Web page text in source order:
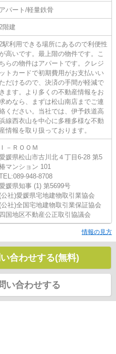
アパート/軽量鉄骨
階建
駅利用できる場所にあるので利便性
が高いです。最上階の物件です。こ
ちらの物件はアパートです。クレジ
ットカードで初期費用がお支払いい
ただけるので、決済の手間が軽減で
きます。より多くの不動産情報をお
めなら、まずは松山南店までご連
ください。当社では、伊予鉄道高
線西衣山を中心に多種多様な不動
産情報を取り扱っております。
Ｉ－ＲＯＯＭ
媛県松山市古川北４丁目6-28 第5
マンション 101
948-8708
媛県知事 (1) 第5699号
(公社)愛媛県宅地建物取引業協会
(公社)全国宅地建物取引業保証協会
四国地区不動産公正取引協議会
情報の見方
合わせする(無料)
い合わせする